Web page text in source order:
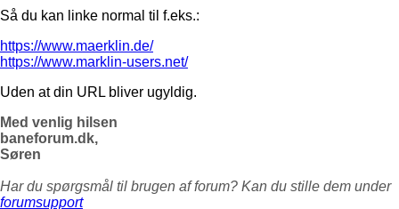
Så du kan linke normal til f.eks.:
https://www.maerklin.de/
https://www.marklin-users.net/
Uden at din URL bliver ugyldig.
Med venlig hilsen
baneforum.dk,
Søren
Har du spørgsmål til brugen af forum? Kan du stille dem under
forumsupport